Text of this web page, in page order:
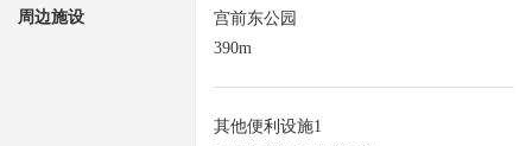
周边施设
宫前东公园
390m
其他便利设施1